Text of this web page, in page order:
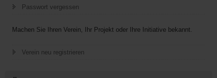
Passwort vergessen
Machen Sie Ihren Verein, Ihr Projekt oder Ihre Initiative bekannt.
Verein neu registrieren